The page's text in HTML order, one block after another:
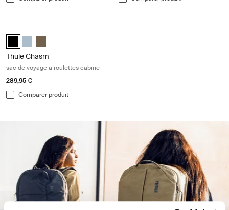
Thule Chasm wheeled carry-on duffel Noir (selected)
Thule Chasm wheeled carry-on duffel Gris étang
Thule Chasm wheeled carry-on duffel Kaki rofond
Thule Chasm
sac de voyage à roulettes cabine
289,95 €
Comparer produit